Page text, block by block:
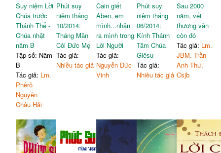
Suy niệm Lời
Chúa trước
Thánh Thể -
Chúa nhật
năm B
Tập số: Năm
B
Tác giả: Lm.
Phêrô
Nguyễn
Châu Hải
Phút suy
niệm tháng
10/2014:
Tháng Mân
Côi Đức Mẹ
Tác giả:
Nhiều tác giả
Cain giết
Aben, em
mình...nhận
ra mình trong
Lời Người
Tác giả:
Nguyễn Đức
Vinh
Phút suy
niệm tháng
06/2014:
Kính Thánh
Tâm Chúa
Giêsu
Tác giả:
Nhiều tác giả
Sau 2000
năm, vết
thương vẫn
còn đó
Tác giả: Lm.
JBM. Trần
Anh Thư,
Csjb